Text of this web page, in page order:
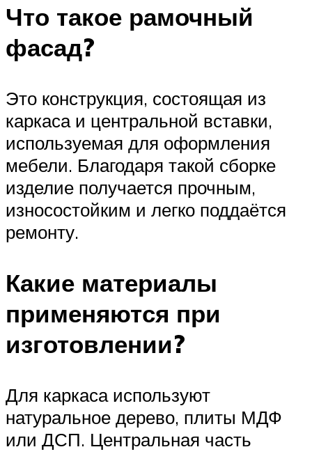
Что такое рамочный
фасад?
Это конструкция, состоящая из
каркаса и центральной вставки,
используемая для оформления
мебели. Благодаря такой сборке
изделие получается прочным,
износостойким и легко поддаётся
ремонту.
Какие материалы
применяются при
изготовлении?
Для каркаса используют
натуральное дерево, плиты МДФ
или ДСП. Центральная часть